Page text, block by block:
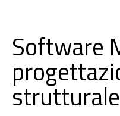
Software
strutturale